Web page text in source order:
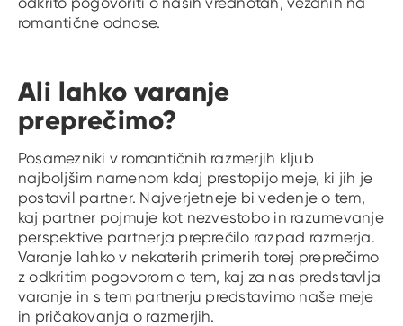
romantične odnose.
Ali lahko varanje
preprečimo?
Posamezniki v romantičnih razmerjih kljub
najboljšim namenom kdaj prestopijo meje, ki jih je
postavil partner. Najverjetneje bi vedenje o tem,
kaj partner pojmuje kot nezvestobo in razumevanje
perspektive partnerja preprečilo razpad razmerja.
Varanje lahko v nekaterih primerih torej preprečimo
z odkritim pogovorom o tem, kaj za nas predstavlja
varanje in s tem partnerju predstavimo naše meje
in pričakovanja o razmerjih.